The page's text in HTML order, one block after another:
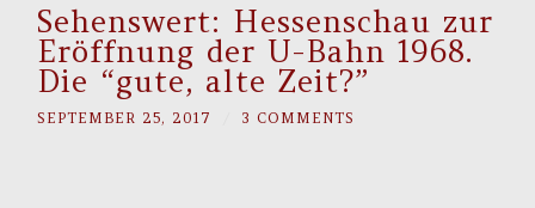
Sehenswert: Hessenschau zur
Eröffnung der U-Bahn 1968.
Die “gute, alte Zeit?”
SEPTEMBER 25, 2017 3 COMMENTS